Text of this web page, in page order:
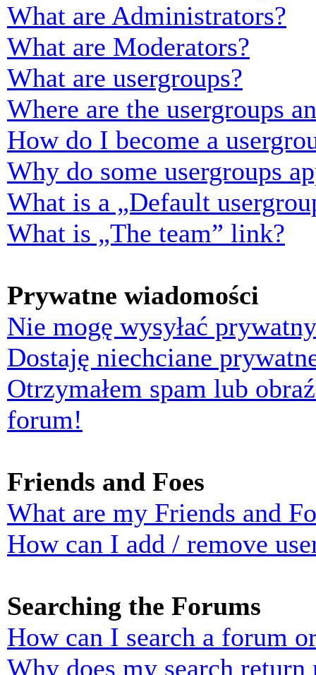
What are Administrators?
What are Moderators?
What are usergroups?
Where are the usergroups
How do I become a
Why do some usergroups
What is a „Default
What is „The team” link?
Prywatne wiadomości
Nie mogę wysyłać
Dostaję niechciane
Otrzymałem spam lub
forum!
Friends and Foes
What are my Friends and
How can I add / remove
Searching the Forums
How can I search a forum
Why does my search return